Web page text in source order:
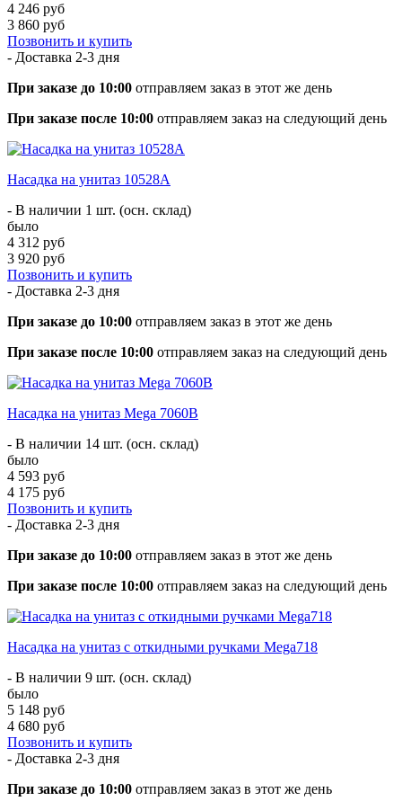
4 246 руб
3 860 руб
Позвонить и купить
- Доставка 2-3 дня
При заказе до 10:00 отправляем заказ в этот же день
При заказе после 10:00 отправляем заказ на следующий день
Насадка на унитаз 10528А
- В наличии 1 шт. (осн. склад)
было
4 312 руб
3 920 руб
Позвонить и купить
- Доставка 2-3 дня
При заказе до 10:00 отправляем заказ в этот же день
При заказе после 10:00 отправляем заказ на следующий день
Насадка на унитаз Mega 7060B
- В наличии 14 шт. (осн. склад)
было
4 593 руб
4 175 руб
Позвонить и купить
- Доставка 2-3 дня
При заказе до 10:00 отправляем заказ в этот же день
При заказе после 10:00 отправляем заказ на следующий день
Насадка на унитаз с откидными ручками Mega718
- В наличии 9 шт. (осн. склад)
было
5 148 руб
4 680 руб
Позвонить и купить
- Доставка 2-3 дня
При заказе до 10:00 отправляем заказ в этот же день